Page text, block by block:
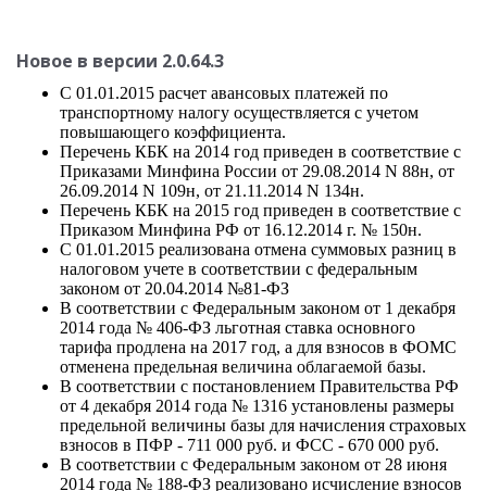
Новое в версии 2.0.64.3
С 01.01.2015 расчет авансовых платежей по
транспортному налогу осуществляется с учетом
повышающего коэффициента.
Перечень КБК на 2014 год приведен в соответствие с
Приказами Минфина России от 29.08.2014 N 88н, от
26.09.2014 N 109н, от 21.11.2014 N 134н.
Перечень КБК на 2015 год приведен в соответствие с
Приказом Минфина РФ от 16.12.2014 г. № 150н.
С 01.01.2015 реализована отмена суммовых разниц в
налоговом учете в соответствии с федеральным
законом от 20.04.2014 №81-ФЗ
В соответствии с Федеральным законом от 1 декабря
2014 года № 406-ФЗ льготная ставка основного
тарифа продлена на 2017 год, а для взносов в ФОМС
отменена предельная величина облагаемой базы.
В соответствии с постановлением Правительства РФ
от 4 декабря 2014 года № 1316 установлены размеры
предельной величины базы для начисления страховых
взносов в ПФР - 711 000 руб. и ФСС - 670 000 руб.
В соответствии с Федеральным законом от 28 июня
2014 года № 188-ФЗ реализовано исчисление взносов